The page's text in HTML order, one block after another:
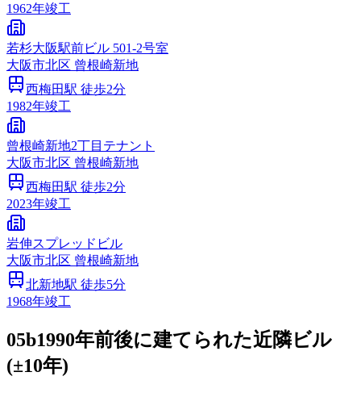
1962年竣工
若杉大阪駅前ビル 501-2号室
大阪市北区 曾根崎新地
西梅田駅 徒歩2分
1982年竣工
曾根崎新地2丁目テナント
大阪市北区 曾根崎新地
西梅田駅 徒歩2分
2023年竣工
岩伸スプレッドビル
大阪市北区 曾根崎新地
北新地駅 徒歩5分
1968年竣工
05b1990年前後に建てられた近隣ビル
(±10年)